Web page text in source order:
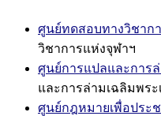
ศูนย์ทดสอบทางวิชาก
วิชาการแห่งจุฬาฯ
ศูนย์การแปลและการ
และการล่ามเฉลิมพระ
ศูนย์กฎหมายเพื่อประ